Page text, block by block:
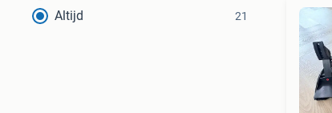
Altijd 21